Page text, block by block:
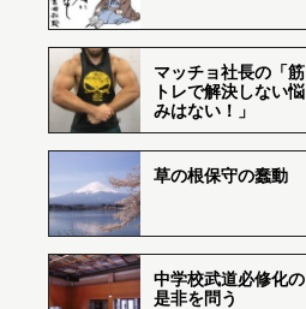
マッチョ社長の「筋
トレで解決しない悩
みはない！」
草の根保守の蠢動
中学校武道必修化の
是非を問う